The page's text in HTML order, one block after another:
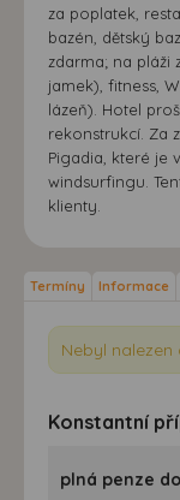
za poplatek,
bazén, dětský
zdarma; na pláži
jamek), fitness,
lázeň). Hotel
rekonstrukcí. Za
Pigadia, které je
windsurfingu.
klienty.
Termíny Informace
Nebyl
Konstantní
plná penze